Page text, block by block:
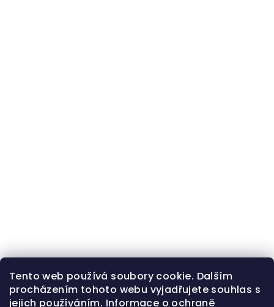
Tento web používá soubory cookie. Dalším
procházením tohoto webu vyjadřujete souhlas s
jejich používáním. Informace o ochraně